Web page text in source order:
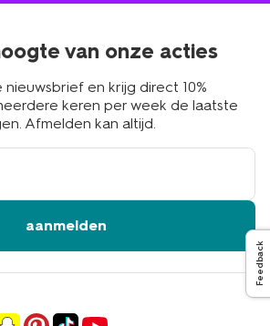
van onze acties
nieuwsbrief en krijg direct 10%
keren per week de laatste
Afmelden kan altijd.
aanmelden
Feedback